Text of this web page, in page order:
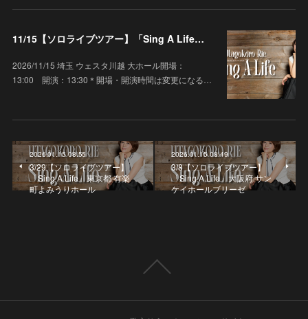
11/15【ソロライブツアー】「Sing A Life」埼玉 ウェスタ川越 大ホール
2026/11/15 埼玉 ウェスタ川越 大ホール開場：
13:00 開演：13:30＊開場・開演時間は変更になる…
2026.01.15 08:55
3/29【ソロライブツアー】
「Sing A Life」東京都 有楽
町よみうりホール
2026.01.15 08:49
3/8【ソロライブツアー】
「Sing A Life」大阪府 サン
ケイホールブリーゼ